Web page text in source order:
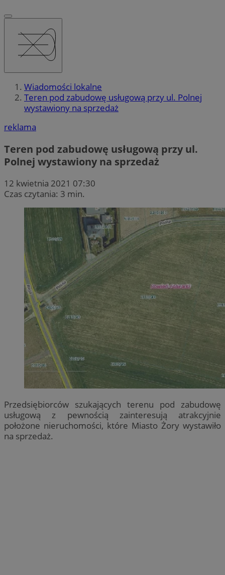
Wiadomości lokalne
Teren pod zabudowę usługową przy ul. Polnej
wystawiony na sprzedaż
reklama
Teren pod zabudowę usługową przy ul.
Polnej wystawiony na sprzedaż
12 kwietnia 2021 07:30
Czas czytania: 3 min.
Przedsiębiorców szukających terenu pod zabudowę
usługową z pewnością zainteresują atrakcyjnie
położone nieruchomości, które Miasto Żory wystawiło
na sprzedaż.